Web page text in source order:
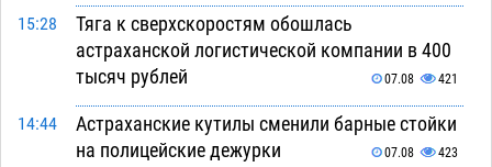
15:28
Тяга к сверхскоростям обошлась
астраханской логистической компании в 400
тысяч рублей
07.08 421
14:44
Астраханские кутилы сменили барные стойки
на полицейские дежурки
07.08 423